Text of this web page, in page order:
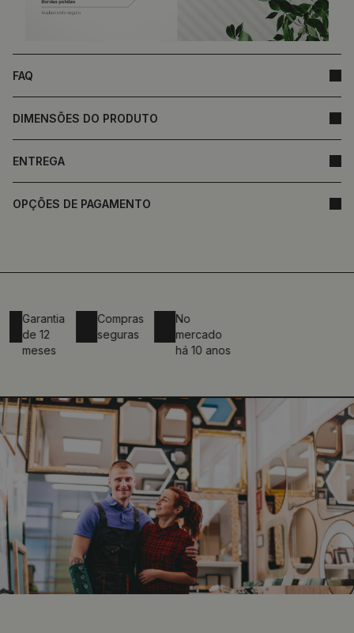
FAQ
DIMENSÕES DO PRODUTO
ENTREGA
OPÇÕES DE PAGAMENTO
Garantia
de 12
meses
Compras
seguras
mercado
há 10 anos